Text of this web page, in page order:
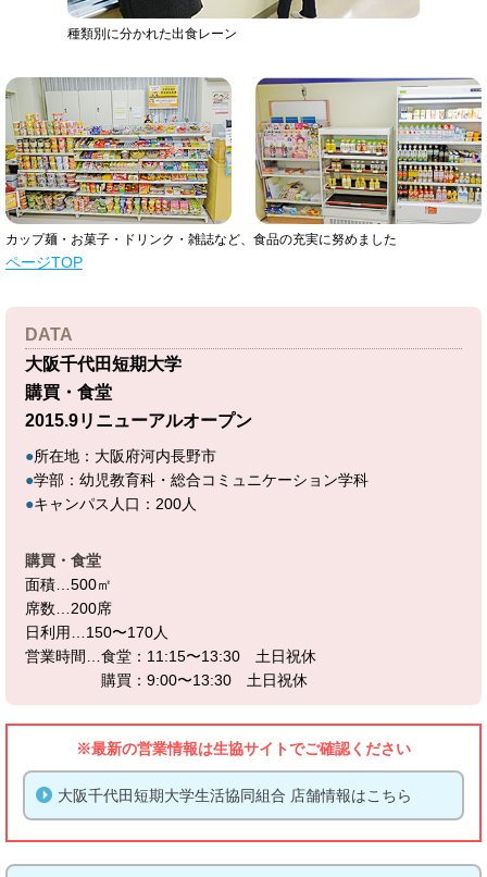
種類別に分かれた出食レーン
カップ麺・お菓子・ドリンク・雑誌など、食品の充実に努めました
ページTOP
DATA
大阪千代田短期大学
購買・食堂
2015.9リニューアルオープン
●所在地：大阪府河内長野市
●学部：幼児教育科・総合コミュニケーション学科
●キャンパス人口：200人
購買・食堂
面積…500㎡
席数…200席
日利用…150〜170人
営業時間…食堂：11:15〜13:30 土日祝休
購買：9:00〜13:30 土日祝休
※最新の営業情報は生協サイトでご確認ください
大阪千代田短期大学生活協同組合 店舗情報はこちら